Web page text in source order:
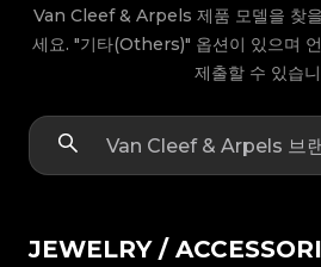
Van Cleef & Arpels 제품 모델을 찾
세요. "기타(Others)" 옵션이 있으며
제출할 수 있습
JEWELRY /